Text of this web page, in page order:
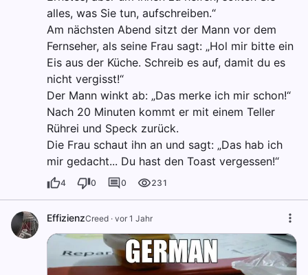
alles, was Sie tun, aufschreiben.“
Am nächsten Abend sitzt der Mann vor dem
Fernseher, als seine Frau sagt: „Hol mir bitte ein
Eis aus der Küche. Schreib es auf, damit du es
nicht vergisst!“
Der Mann winkt ab: „Das merke ich mir schon!“
Nach 20 Minuten kommt er mit einem Teller
Rührei und Speck zurück.
Die Frau schaut ihn an und sagt: „Das hab ich
mir gedacht... Du hast den Toast vergessen!“
4 0 0 231
EffizienzCreed · vor 1 Jahr